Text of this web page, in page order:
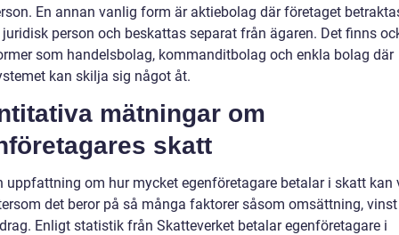
En annan vanlig form är aktiebolag där företaget
juridisk person och beskattas separat från ägaren. Det finns
som handelsbolag, kommanditbolag och enkla bolag där
kan skilja sig något åt.
mätningar om
skatt
uppfattning om hur mycket egenföretagare betalar i skatt kan
det beror på så många faktorer såsom omsättning,
Enligt statistik från Skatteverket betalar egenföretagare i